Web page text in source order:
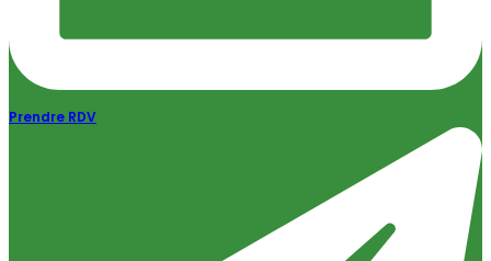
Prendre RDV